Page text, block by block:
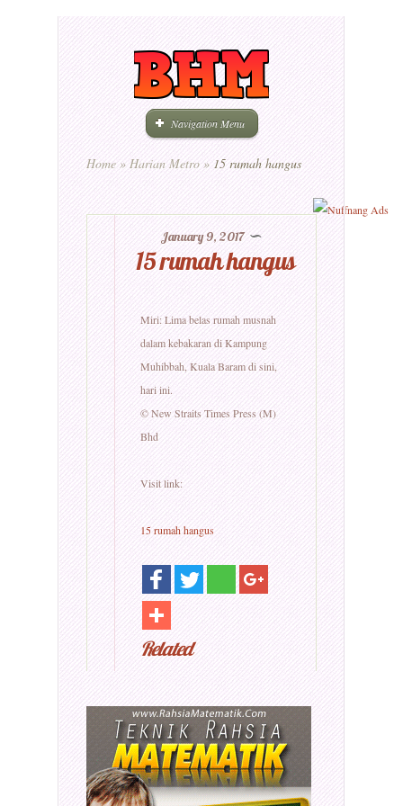
Navigation Menu
Home » Harian Metro » 15 rumah hangus
January 9, 2017
15 rumah hangus
Miri: Lima belas rumah musnah
dalam kebakaran di Kampung
Muhibbah, Kuala Baram di sini,
hari ini.
© New Straits Times Press (M)
Bhd
Visit link:
15 rumah hangus
Related